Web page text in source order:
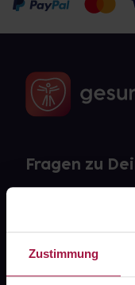
Zustimmung
Fragen zu